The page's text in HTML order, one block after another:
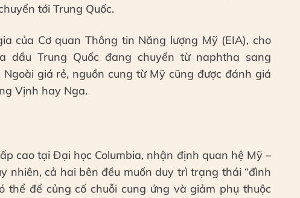
tới Trung Quốc.
của Cơ quan Thông tin Năng lượng Mỹ (EIA), cho
dầu Trung Quốc đang chuyển từ naphtha sang
giá rẻ, nguồn cung từ Mỹ cũng được đánh giá
Vịnh hay Nga.
cao tại Đại học Columbia, nhận định quan hệ Mỹ –
nhiên, cả hai bên đều muốn duy trì trạng thái “đình
thể để củng cố chuỗi cung ứng và giảm phụ thuộc